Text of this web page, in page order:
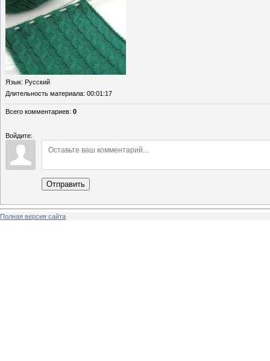
Язык: Русский
Длительность материала: 00:01:17
Всего комментариев: 0
Войдите:
Отправить
Полная версия сайта